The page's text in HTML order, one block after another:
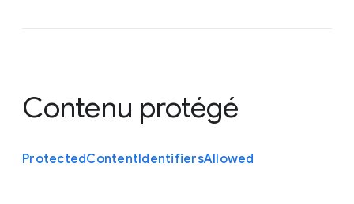
Contenu protégé
ProtectedContentIdentifiersAllowed